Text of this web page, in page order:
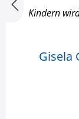
Kindern
Gisela